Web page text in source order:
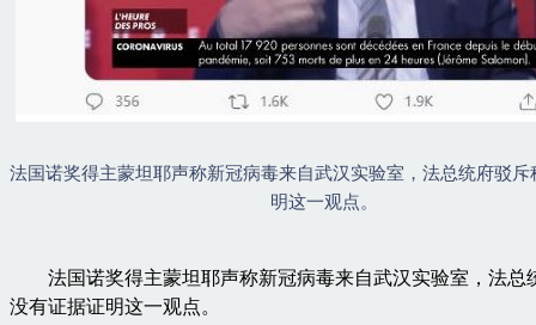
法国诺奖得主蒙坦耶声称新冠病毒来自武汉实验室，法总统府驳斥
明这一观点。
法国诺奖得主蒙坦耶声称新冠病毒来自武汉实验室，法总
没有证据证明这一观点。